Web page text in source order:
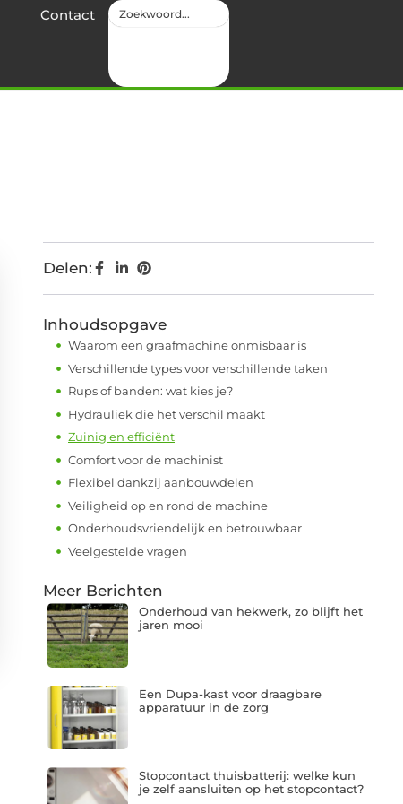
Contact
Delen:
Inhoudsopgave
Waarom een graafmachine onmisbaar is
Verschillende types voor verschillende taken
Rups of banden: wat kies je?
Hydrauliek die het verschil maakt
Zuinig en efficiënt
Comfort voor de machinist
Flexibel dankzij aanbouwdelen
Veiligheid op en rond de machine
Onderhoudsvriendelijk en betrouwbaar
Veelgestelde vragen
Meer Berichten
Onderhoud van hekwerk, zo blijft het
jaren mooi
Een Dupa-kast voor draagbare
apparatuur in de zorg
Stopcontact thuisbatterij: welke kun
je zelf aansluiten op het stopcontact?